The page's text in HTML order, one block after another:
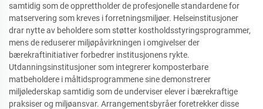
samtidig som de opprettholder de profesjonelle standardene for
matservering som kreves i forretningsmiljøer. Helseinstitusjoner
drar nytte av beholdere som støtter kostholdsstyringsprogrammer,
mens de reduserer miljøpåvirkningen i omgivelser der
bærekraftinitiativer forbedrer institusjonens rykte.
Utdanningsinstitusjoner som integrerer komposterbare
matbeholdere i måltidsprogrammene sine demonstrerer
miljølederskap samtidig som de underviser elever i bærekraftige
praksiser og miljøansvar. Arrangementsbyråer foretrekker disse